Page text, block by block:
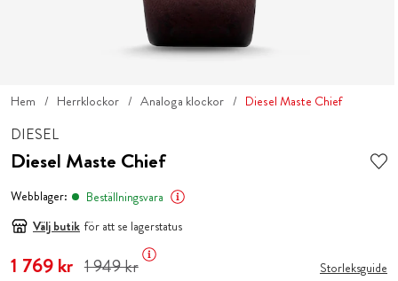
Hem Herrklockor Analoga klockor Diesel Maste Chief
DIESEL
Diesel Maste Chief
Webblager:
Beställningsvara
Välj butik för att se lagerstatus
Nuvarande pris:1 769 krTidigare pris
1 769 kr 1 949 kr Storleksguide